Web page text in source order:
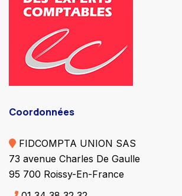
Coordonnées
FIDCOMPTA UNION SAS
73 avenue Charles De Gaulle
95 700 Roissy-En-France